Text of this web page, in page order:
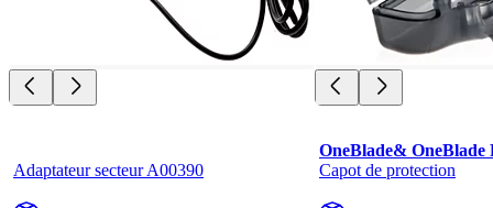
Adaptateur secteur A00390
OneBlade&
Capot de protection